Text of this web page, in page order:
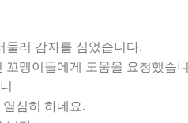
둘러 감자를 심었습니다.
꼬맹이들에게 도움을 요청했습
심히 하네요.